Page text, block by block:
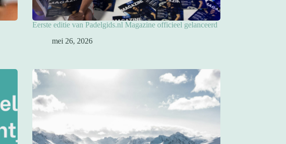
Eerste editie van Padelgids.nl Magazine officieel gelanceerd
mei 26, 2026